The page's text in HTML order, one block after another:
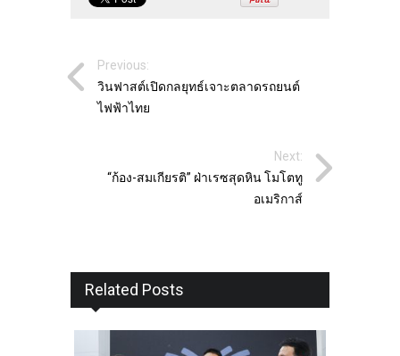
Previous:
วินฟาสต์เปิดกลยุทธ์เจาะตลาดรถยนต์
ไฟฟ้าไทย
Next:
“ก้อง-สมเกียรติ” ฝ่าเรซสุดหิน โมโตทู
อเมริกาส์
Related Posts